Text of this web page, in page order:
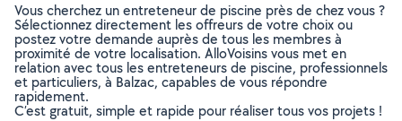
Vous cherchez un entreteneur de piscine près de chez vous ?
Sélectionnez directement les offreurs de votre choix ou
postez votre demande auprès de tous les membres à
proximité de votre localisation. AlloVoisins vous met en
relation avec tous les entreteneurs de piscine, professionnels
et particuliers, à Balzac, capables de vous répondre
rapidement.
C’est gratuit, simple et rapide pour réaliser tous vos projets !